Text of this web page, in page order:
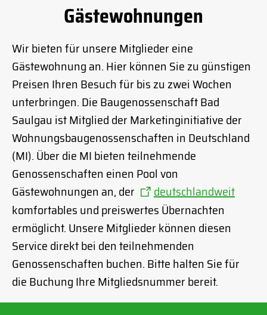
Gästewohnungen
Wir bieten für unsere Mitglieder eine
Gästewohnung an. Hier können Sie zu günstigen
Preisen Ihren Besuch für bis zu zwei Wochen
unterbringen. Die Baugenossenschaft Bad
Saulgau ist Mitglied der Marketinginitiative der
Wohnungsbaugenossenschaften in Deutschland
(MI). Über die MI bieten teilnehmende
Genossenschaften einen Pool von
Gästewohnungen an, der
deutschlandweit
komfortables und preiswertes Übernachten
ermöglicht. Unsere Mitglieder können diesen
Service direkt bei den teilnehmenden
Genossenschaften buchen. Bitte halten Sie für
die Buchung Ihre Mitgliedsnummer bereit.